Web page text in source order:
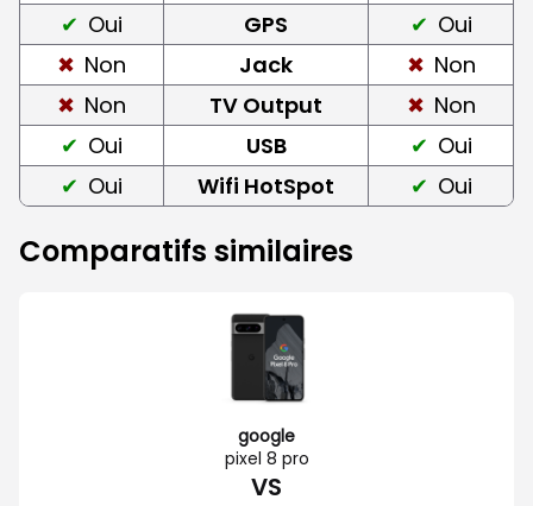
Oui
GPS
Oui
Non
Jack
Non
Non
TV Output
Non
Oui
USB
Oui
Oui
Wifi HotSpot Oui
Comparatifs similaires
google
pixel 8 pro
VS